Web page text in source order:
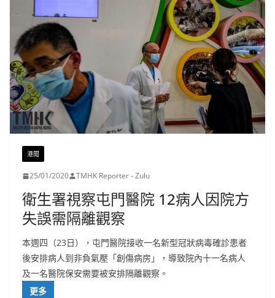
港聞
25/01/2020 TMHK Reporter - Zulu
衛生署視察屯門醫院 12病人因院方
失誤需隔離觀察
本週四（23日），屯門醫院接收一名新型冠狀病毒確診患者
後安排病人到非負氣壓「創傷病房」，導致院內十一名病人
及一名醫院保安需要被安排隔離觀察。
更多